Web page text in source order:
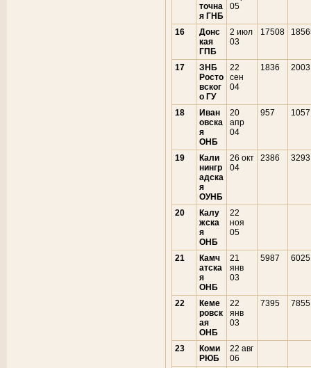
точна
я ГНБ
05
16
Донс
кая
ГПБ
2 июл
03
17508
17
ЗНБ
Росто
вског
о ГУ
22
сен
04
1836 2003
18
Иван
овска
я
ОНБ
20
апр
04
957 1057
19
Кали
нингр
адска
я
ОУНБ
26 окт
04
2386 3293
20
Калу
жска
я
ОНБ
22
ноя
05
21
Камч
атска
я
ОНБ
21
янв
03
5987 6025
22
Кеме
ровск
ая
ОНБ
22
янв
03
7395 7855
23
Коми
РЮБ
22 авг
06